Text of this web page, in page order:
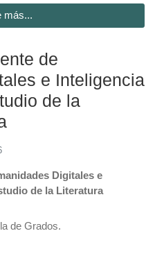
más...
de
e Inteligencia
de la
Digitales e
de la Literatura
de Grados.